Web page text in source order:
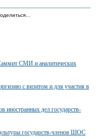
СМИ и аналитических
с визитом и для участия в
иностранных дел государств-
государств-членов ШОС